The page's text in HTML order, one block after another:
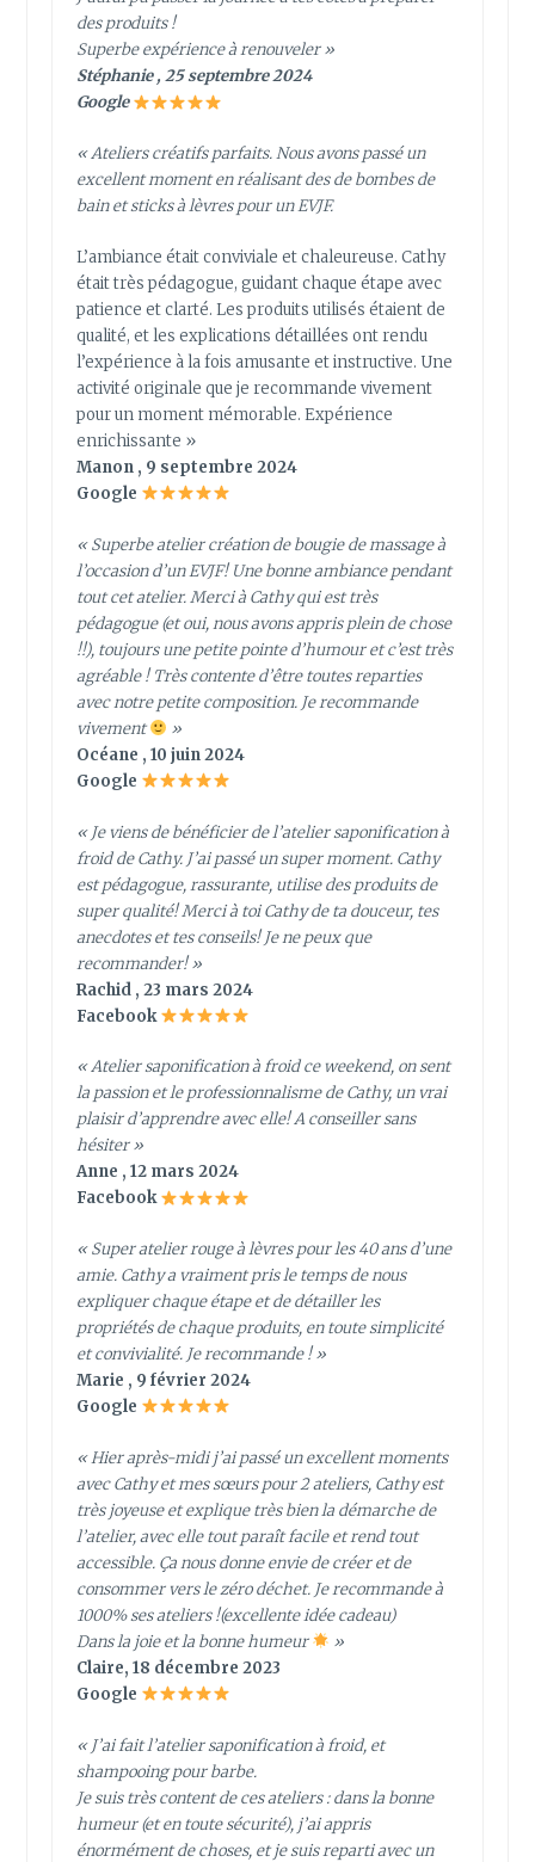
des produits !
Superbe expérience à renouveler »
Stéphanie , 25 septembre 2024
Google
« Ateliers créatifs parfaits. Nous avons passé un
excellent moment en réalisant des de bombes de
bain et sticks à lèvres pour un EVJF.
L’ambiance était conviviale et chaleureuse. Cathy
était très pédagogue, guidant chaque étape avec
patience et clarté. Les produits utilisés étaient de
qualité, et les explications détaillées ont rendu
l’expérience à la fois amusante et instructive. Une
activité originale que je recommande vivement
pour un moment mémorable. Expérience
enrichissante »
Manon , 9 septembre 2024
Google
« Superbe atelier création de bougie de massage à
l’occasion d’un EVJF! Une bonne ambiance pendant
tout cet atelier. Merci à Cathy qui est très
pédagogue (et oui, nous avons appris plein de chose
!!), toujours une petite pointe d’humour et c’est très
agréable ! Très contente d’être toutes reparties
avec notre petite composition. Je recommande
vivement
»
Océane , 10 juin 2024
Google
« Je viens de bénéficier de l’atelier saponification à
froid de Cathy. J’ai passé un super moment. Cathy
est pédagogue, rassurante, utilise des produits de
super qualité! Merci à toi Cathy de ta douceur, tes
anecdotes et tes conseils! Je ne peux que
recommander! »
Rachid , 23 mars 2024
Facebook
« Atelier saponification à froid ce weekend, on sent
la passion et le professionnalisme de Cathy, un vrai
plaisir d’apprendre avec elle! A conseiller sans
hésiter »
Anne , 12 mars 2024
Facebook
« Super atelier rouge à lèvres pour les 40 ans d’une
amie. Cathy a vraiment pris le temps de nous
expliquer chaque étape et de détailler les
propriétés de chaque produits, en toute simplicité
et convivialité. Je recommande ! »
Marie , 9 février 2024
Google
« Hier après-midi j’ai passé un excellent moments
avec Cathy et mes sœurs pour 2 ateliers, Cathy est
très joyeuse et explique très bien la démarche de
l’atelier, avec elle tout paraît facile et rend tout
accessible. Ça nous donne envie de créer et de
consommer vers le zéro déchet. Je recommande à
1000% ses ateliers !(excellente idée cadeau)
Dans la joie et la bonne humeur
»
Claire, 18 décembre 2023
Google
« J’ai fait l’atelier saponification à froid, et
shampooing pour barbe.
Je suis très content de ces ateliers : dans la bonne
humeur (et en toute sécurité), j’ai appris
énormément de choses, et je suis reparti avec un